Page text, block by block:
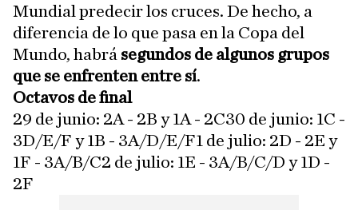
Mundial predecir los cruces. De hecho, a
diferencia de lo que pasa en la Copa del
Mundo, habrá segundos de algunos grupos
que se enfrenten entre sí.
Octavos de final
29 de junio: 2A - 2B y 1A - 2C30 de junio: 1C -
3D/E/F y 1B - 3A/D/E/F1 de julio: 2D - 2E y
1F - 3A/B/C2 de julio: 1E - 3A/B/C/D y 1D -
2F